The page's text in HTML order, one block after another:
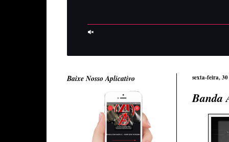
sexta-feira,
Banda
Baixe Nosso Aplicativo